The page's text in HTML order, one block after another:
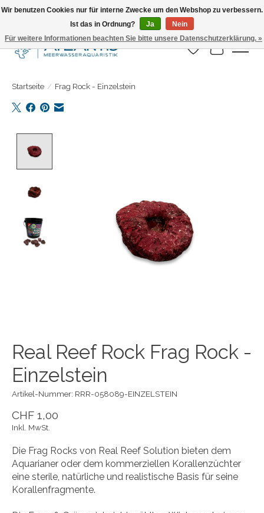
Täglicher Versand. Bestelle bis 15.00 Uhr
Wunschzettel
Ihr
Startseite / Frag Rock - Einzelstein
Real Reef Rock Frag Rock -
Einzelstein
Artikel-Nummer: RRR-058089-EINZELSTEIN
CHF 1,00
Inkl. MwSt.
Die Frag Rocks von Real Reef Solution bieten dem
Aquarianer oder dem kommerziellen Korallenzüchter
eine sterile, natürliche und realistische Basis für seine
Korallenfragmente.
Wir benutzen Cookies nur für interne Zwecke um den Webshop zu verbessern.
Ist das in Ordnung?
Ja
Nein
Für weitere Informationen beachten Sie bitte unsere Datenschutzerklärung. »